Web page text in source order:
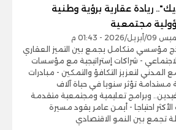
ريادة عقارية برؤية وطنية
مجتمعية
2026 - 01:43 م
مؤسسي متكامل يجمع بين التميز العقاري
الاجتماعي - شراكات إستراتيجية مع مؤسسات
المدني لتعزيز التكافؤ والتمكين - مبادرات
مستدامة تؤثر سنويا في حياة آلاف
وبرامج تعليمية ومجتمعية متقدمة
الأكثر احتياجا - أيمن عامر يقود مسيرة
تجمع بين النمو الاقتصادي